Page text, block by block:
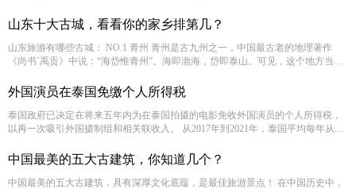
山东十大古城，看看你的家乡排第几？
山东旅游有哪些古城： ​NO.1 青州 青州是古九州之一，中国最古老的地理著作
《尚书`禹贡》中说：“海岱惟青州”。海即渤海，岱即泰山。可见，这个地方当时
​外国演员在泰国免缴个人所得税
泰国政府已决定在将来五年内为在泰国拍摄的电影免收外国演员的个人所得税，
以再一次吸引外国摄制组和相关联收入。 从2017年到2021年，泰国平均每年从外
中国最美的五大古建筑，你知道几个？
中国最美的五大古建筑，具有深厚文化底蕴，是最佳旅游景点！ 在中国历史中，